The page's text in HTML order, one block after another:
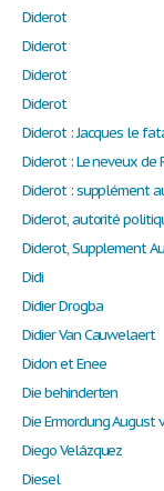
Diderot
Diderot
Diderot
Diderot
Diderot : Jacques le
Diderot : Le neveux de
Diderot : supplément
Diderot, autorité
Diderot, Supplement
Didi
Didier Drogba
Didier Van Cauwelaert
Didon et Enee
Die behinderten
Die Ermordung August
Diego Velázquez
Diesel